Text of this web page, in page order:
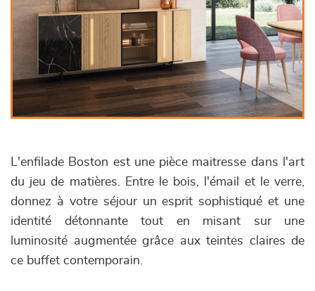
L'enfilade Boston est une pièce maitresse dans l'art
du jeu de matières. Entre le bois, l'émail et le verre,
donnez à votre séjour un esprit sophistiqué et une
identité détonnante tout en misant sur une
luminosité augmentée grâce aux teintes claires de
ce buffet contemporain.